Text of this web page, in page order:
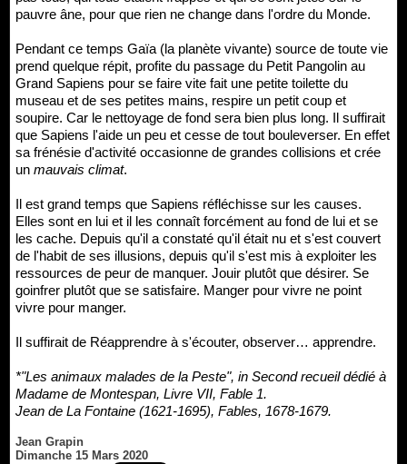
pauvre âne, pour que rien ne change dans l'ordre du Monde.
Pendant ce temps Gaïa (la planète vivante) source de toute vie
prend quelque répit, profite du passage du Petit Pangolin au
Grand Sapiens pour se faire vite fait une petite toilette du
museau et de ses petites mains, respire un petit coup et
soupire. Car le nettoyage de fond sera bien plus long. Il suffirait
que Sapiens l'aide un peu et cesse de tout bouleverser. En effet
sa frénésie d'activité occasionne de grandes collisions et crée
un mauvais climat.
Il est grand temps que Sapiens réfléchisse sur les causes.
Elles sont en lui et il les connaît forcément au fond de lui et se
les cache. Depuis qu'il a constaté qu'il était nu et s'est couvert
de l'habit de ses illusions, depuis qu'il s'est mis à exploiter les
ressources de peur de manquer. Jouir plutôt que désirer. Se
goinfrer plutôt que se satisfaire. Manger pour vivre ne point
vivre pour manger.
Il suffirait de Réapprendre à s'écouter, observer… apprendre.
*"Les animaux malades de la Peste", in Second recueil dédié à
Madame de Montespan, Livre VII, Fable 1.
Jean de La Fontaine (1621-1695), Fables, 1678-1679.
Jean Grapin
Dimanche 15 Mars 2020